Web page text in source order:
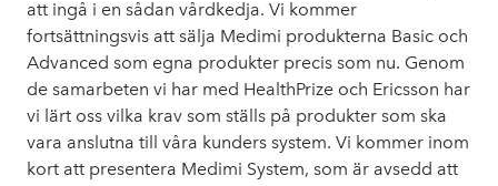
att ingå i en sådan vårdkedja. Vi kommer
fortsättningsvis att sälja Medimi produkterna Basic och
Advanced som egna produkter precis som nu. Genom
de samarbeten vi har med HealthPrize och Ericsson har
vi lärt oss vilka krav som ställs på produkter som ska
vara anslutna till våra kunders system. Vi kommer inom
kort att presentera Medimi System, som är avsedd att